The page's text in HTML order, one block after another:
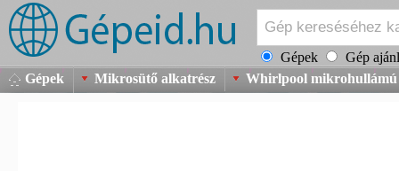
Gépek
Gép
Gépek
Mikrosütő alkatrész Whirlpool mikrohullámú